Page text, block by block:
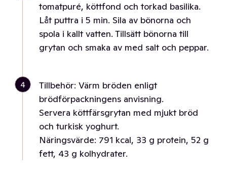
tomatpuré, köttfond och torkad basilika.
Låt puttra i 5 min. Sila av bönorna och
spola i kallt vatten. Tillsätt bönorna till
grytan och smaka av med salt och peppar.
4
Tillbehör: Värm bröden enligt
brödförpackningens anvisning.
Servera köttfärsgrytan med mjukt bröd
och turkisk yoghurt.
Näringsvärde: 791 kcal, 33 g protein, 52 g
fett, 43 g kolhydrater.